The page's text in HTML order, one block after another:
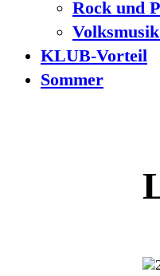
Rock und
KLUB-Vorteil
Sommer